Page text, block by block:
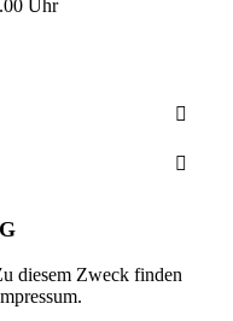
Uhr


diesem Zweck finden